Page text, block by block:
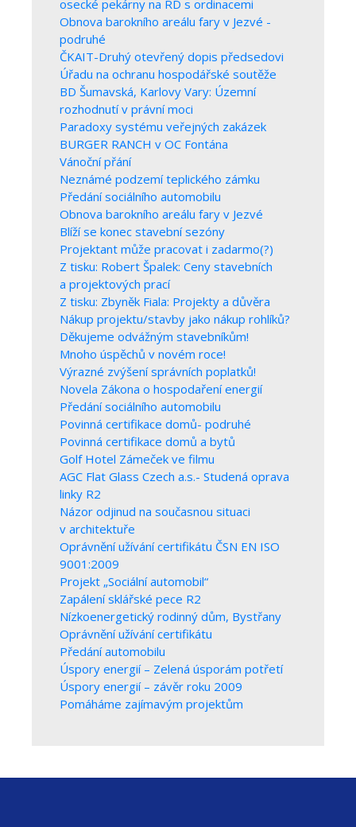
osecké pekárny na RD s ordinacemi
Obnova barokního areálu fary v Jezvé -
podruhé
ČKAIT-Druhý otevřený dopis předsedovi
Úřadu na ochranu hospodářské soutěže
BD Šumavská, Karlovy Vary: Územní
rozhodnutí v právní moci
Paradoxy systému veřejných zakázek
BURGER RANCH v OC Fontána
Vánoční přání
Neznámé podzemí teplického zámku
Předání sociálního automobilu
Obnova barokního areálu fary v Jezvé
Blíží se konec stavební sezóny
Projektant může pracovat i zadarmo(?)
Z tisku: Robert Špalek: Ceny stavebních
a projektových prací
Z tisku: Zbyněk Fiala: Projekty a důvěra
Nákup projektu/stavby jako nákup rohlíků?
Děkujeme odvážným stavebníkům!
Mnoho úspěchů v novém roce!
Výrazné zvýšení správních poplatků!
Novela Zákona o hospodaření energií
Předání sociálního automobilu
Povinná certifikace domů- podruhé
Povinná certifikace domů a bytů
Golf Hotel Zámeček ve filmu
AGC Flat Glass Czech a.s.- Studená oprava
linky R2
Názor odjinud na současnou situaci
v architektuře
Oprávnění užívání certifikátu ČSN EN ISO
9001:2009
Projekt „Sociální automobil“
Zapálení sklářské pece R2
Nízkoenergetický rodinný dům, Bystřany
Oprávnění užívání certifikátu
Předání automobilu
Úspory energií – Zelená úsporám potřetí
Úspory energií – závěr roku 2009
Pomáháme zajímavým projektům